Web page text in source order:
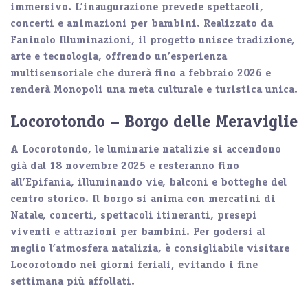
immersivo. L’inaugurazione prevede spettacoli,
concerti e animazioni per bambini. Realizzato da
Faniuolo Illuminazioni, il progetto unisce tradizione,
arte e tecnologia, offrendo un’esperienza
multisensoriale che durerà fino a febbraio 2026 e
renderà Monopoli una meta culturale e turistica unica.
Locorotondo – Borgo delle Meraviglie
A Locorotondo, le luminarie natalizie si accendono
già dal 18 novembre 2025 e resteranno fino
all’Epifania, illuminando vie, balconi e botteghe del
centro storico. Il borgo si anima con mercatini di
Natale, concerti, spettacoli itineranti, presepi
viventi e attrazioni per bambini. Per godersi al
meglio l’atmosfera natalizia, è consigliabile visitare
Locorotondo nei giorni feriali, evitando i fine
settimana più affollati.